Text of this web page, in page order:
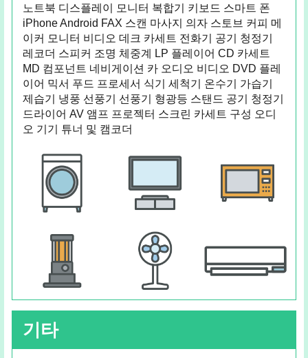
노트북 디스플레이 모니터 복합기 키보드 스마트 폰
iPhone Android FAX 스캔 마사지 의자 스토브 커피 메
이커 모니터 비디오 데크 카세트 전화기 공기 청정기
레코더 스피커 조명 체중계 LP 플레이어 CD 카세트
MD 컴포넌트 네비게이션 카 오디오 비디오 DVD 플레
이어 믹서 푸드 프로세서 식기 세척기 온수기 가습기
제습기 냉풍 선풍기 선풍기 형광등 스탠드 공기 청정기
드라이어 AV 앰프 프로젝터 스크린 카세트 구성 오디
오 기기 튜너 및 캠코더
기타